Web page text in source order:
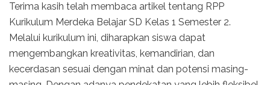
Terima kasih telah membaca artikel tentang RPP
Kurikulum Merdeka Belajar SD Kelas 1 Semester 2.
Melalui kurikulum ini, diharapkan siswa dapat
mengembangkan kreativitas, kemandirian, dan
kecerdasan sesuai dengan minat dan potensi masing-